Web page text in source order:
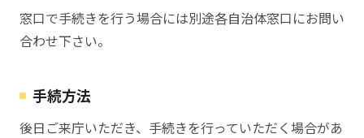
窓口で手続きを行う場合には別途各自治体窓口にお問い
合わせ下さい。
手続方法
後日ご来庁いただき、手続きを行っていただく場合があ